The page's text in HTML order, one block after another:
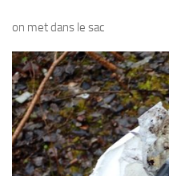
on met dans le sac